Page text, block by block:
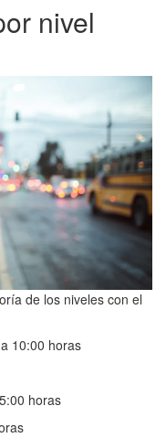
nivel
de los niveles con el
10:00 horas
horas